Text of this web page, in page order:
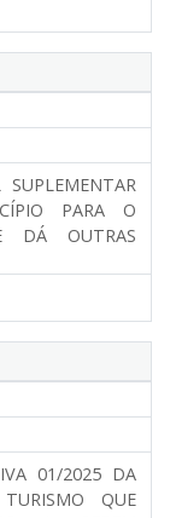
PARA O
DÁ OUTRAS
01/2025 DA
QUE